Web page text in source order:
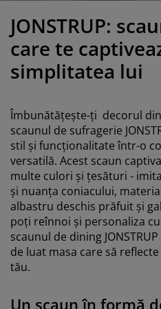
dormitor
de saltea
Copii
copii
mobilierului
exterior
casă
copiilor
pentru rufe
JONSTRUP:
care te
simplitatea lui
Îmbunătățește-ți decorul
scaunul de sufragerie
stil și funcționalitate într-o
versatilă. Acest scaun
multe culori și țesături -
și nuanța coniacului,
albastru deschis prăfuit și
poți reînnoi și personaliza
scaunul de dining
de luat masa care să
tău.
Un scaun în formă